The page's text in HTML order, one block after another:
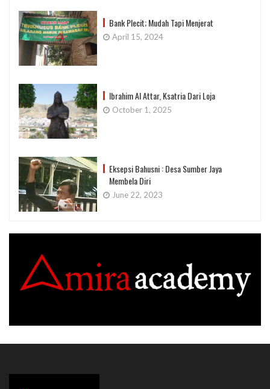
Bank Plecit; Mudah Tapi Menjerat
April 15, 2024
Ibrahim Al Attar, Ksatria Dari Loja
October 1, 2025
Eksepsi Bahusni : Desa Sumber Jaya
Membela Diri
June 22, 2023